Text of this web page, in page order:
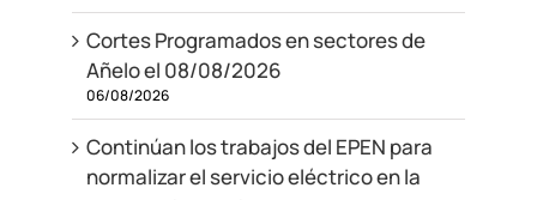
Cortes Programados en sectores de
Añelo el 08/08/2026
06/08/2026
Continúan los trabajos del EPEN para
normalizar el servicio eléctrico en la